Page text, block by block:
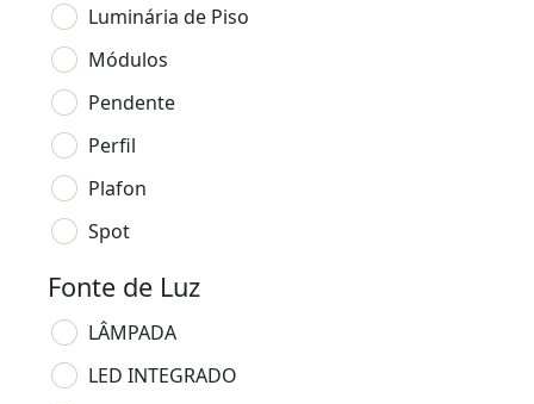
Luminária de Piso
Módulos
Pendente
Perfil
Plafon
Spot
Fonte de Luz
LÂMPADA
LED INTEGRADO